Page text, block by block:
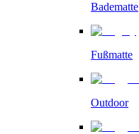
Badematte
Fußmatte
Outdoor